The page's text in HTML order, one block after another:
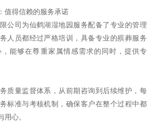
值得信赖的服务承诺
公司为仙鹤湖湿地园服务配备了专业的管理
人员都经过严格培训，具备专业的殡葬服务
能够在尊重家属情感需求的同时，提供专
质量监督体系，从前期咨询到后续维护，每
标准与考核机制，确保客户在整个过程中都
心。